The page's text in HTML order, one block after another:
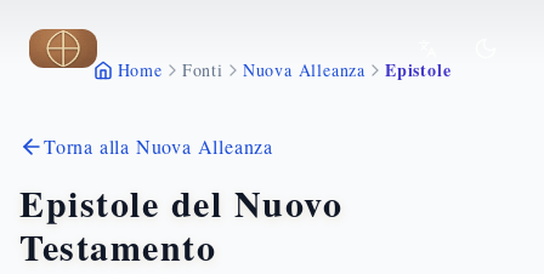
Vai al contenuto principale
Home Fonti Nuova Alleanza Epistole
Torna alla Nuova Alleanza
Epistole del Nuovo
Testamento